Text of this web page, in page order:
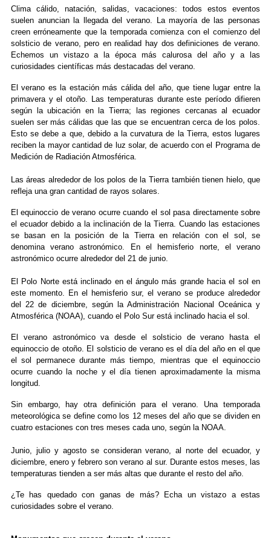
Clima cálido, natación, salidas, vacaciones: todos estos eventos
suelen anuncian la llegada del verano. La mayoría de las personas
creen erróneamente que la temporada comienza con el comienzo del
solsticio de verano, pero en realidad hay dos definiciones de verano.
Echemos un vistazo a la época más calurosa del año y a las
curiosidades científicas más destacadas del verano.
El verano es la estación más cálida del año, que tiene lugar entre la
primavera y el otoño. Las temperaturas durante este período difieren
según la ubicación en la Tierra; las regiones cercanas al ecuador
suelen ser más cálidas que las que se encuentran cerca de los polos.
Esto se debe a que, debido a la curvatura de la Tierra, estos lugares
reciben la mayor cantidad de luz solar, de acuerdo con el Programa de
Medición de Radiación Atmosférica.
Las áreas alrededor de los polos de la Tierra también tienen hielo, que
refleja una gran cantidad de rayos solares.
El equinoccio de verano ocurre cuando el sol pasa directamente sobre
el ecuador debido a la inclinación de la Tierra. Cuando las estaciones
se basan en la posición de la Tierra en relación con el sol, se
denomina verano astronómico. En el hemisferio norte, el verano
astronómico ocurre alrededor del 21 de junio.
El Polo Norte está inclinado en el ángulo más grande hacia el sol en
este momento. En el hemisferio sur, el verano se produce alrededor
del 22 de diciembre, según la Administración Nacional Oceánica y
Atmosférica (NOAA), cuando el Polo Sur está inclinado hacia el sol.
El verano astronómico va desde el solsticio de verano hasta el
equinoccio de otoño. El solsticio de verano es el día del año en el que
el sol permanece durante más tiempo, mientras que el equinoccio
ocurre cuando la noche y el día tienen aproximadamente la misma
longitud.
Sin embargo, hay otra definición para el verano. Una temporada
meteorológica se define como los 12 meses del año que se dividen en
cuatro estaciones con tres meses cada uno, según la NOAA.
Junio, julio y agosto se consideran verano, al norte del ecuador, y
diciembre, enero y febrero son verano al sur. Durante estos meses, las
temperaturas tienden a ser más altas que durante el resto del año.
¿Te has quedado con ganas de más? Echa un vistazo a estas
curiosidades sobre el verano.